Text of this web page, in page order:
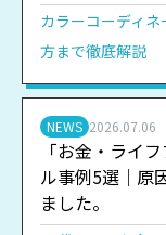
カラーコーディ
方まで徹底解説
NEWS 2026.07.06
「お金・ライ
ル事例5選｜原
ました。